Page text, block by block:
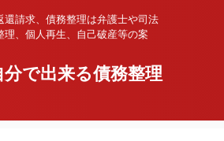
請求、債務整理は弁護士や司法
、個人再生、自己破産等の案
で出来る債務整理